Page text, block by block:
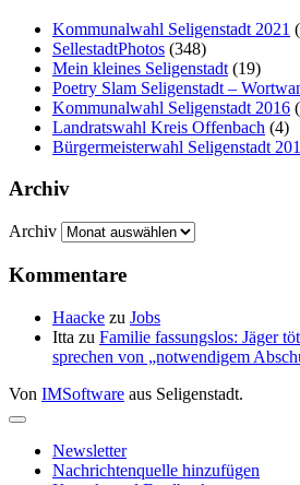
Kommunalwahl Seligenstadt 2021
SellestadtPhotos (348)
Mein kleines Seligenstadt (19)
Poetry Slam Seligenstadt –
Kommunalwahl Seligenstadt 2016
Landratswahl Kreis Offenbach (4)
Bürgermeisterwahl Seligenstadt
Archiv
Archiv
Kommentare
Haacke zu Jobs
Itta zu Familie fassungslos: Jäger
sprechen von „notwendigem
Von IMSoftware aus Seligenstadt.
Newsletter
Nachrichtenquelle hinzufügen